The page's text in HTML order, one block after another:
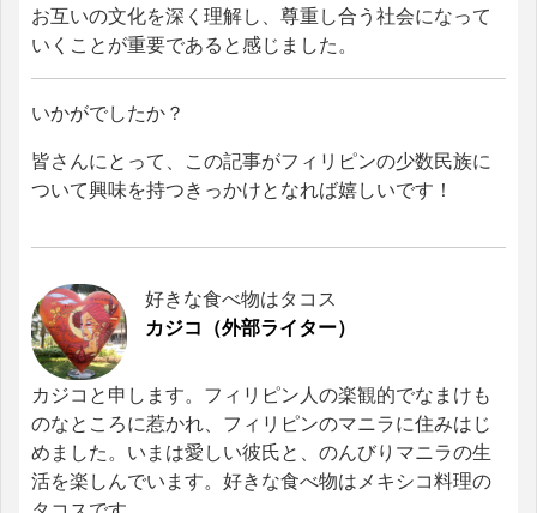
お互いの文化を深く理解し、尊重し合う社会になって
いくことが重要であると感じました。
いかがでしたか？
皆さんにとって、この記事がフィリピンの少数民族に
ついて興味を持つきっかけとなれば嬉しいです！
好きな食べ物はタコス
カジコ（外部ライター）
カジコと申します。フィリピン人の楽観的でなまけも
のなところに惹かれ、フィリピンのマニラに住みはじ
めました。いまは愛しい彼氏と、のんびりマニラの生
活を楽しんでいます。好きな食べ物はメキシコ料理の